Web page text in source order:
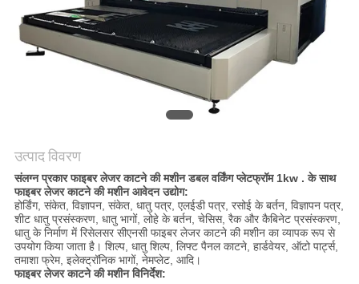
РУССКИЙ
САЙТ
PRIVACY
POLICY
उत्पाद विवरण
संलग्न प्रकार फाइबर लेजर काटने की मशीन डबल वर्किंग प्लेटफ्रॉम 1kw . के साथ
फाइबर लेजर काटने की मशीन आवेदन उद्योग:
होर्डिंग, संकेत, विज्ञापन, संकेत, धातु पत्र, एलईडी पत्र, रसोई के बर्तन, विज्ञापन पत्र,
शीट धातु प्रसंस्करण, धातु भागों, लोहे के बर्तन, चेसिस, रैक और कैबिनेट प्रसंस्करण,
धातु के निर्माण में रिसेलसर सीएनसी फाइबर लेजर काटने की मशीन का व्यापक रूप से
उपयोग किया जाता है। शिल्प, धातु शिल्प, लिफ्ट पैनल काटने, हार्डवेयर, ऑटो पार्ट्स,
तमाशा फ्रेम, इलेक्ट्रॉनिक भागों, नेमप्लेट, आदि।
फाइबर लेजर काटने की मशीन विनिर्देश: